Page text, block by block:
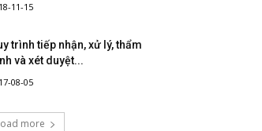
11-15
trình tiếp nhận, xử lý, thẩm
và xét duyệt...
08-05
more